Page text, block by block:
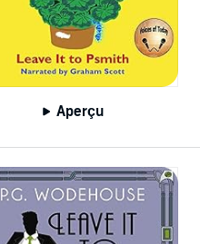
Aperçu